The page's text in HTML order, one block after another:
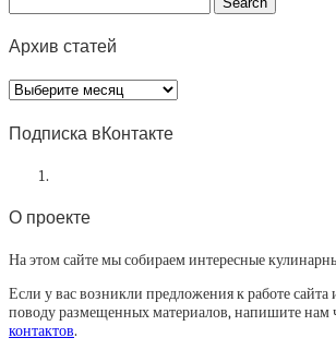
Архив статей
Архив
статей
Подписка вКонтакте
О проекте
На этом сайте мы собираем интересные
Если у вас возникли предложения к работе
поводу размещенных материалов, напишите нам
контактов.